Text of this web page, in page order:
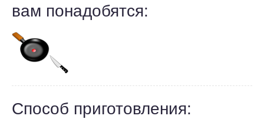
вам понадобятся:
Способ приготовления: